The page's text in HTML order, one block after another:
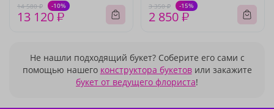
14 580 ₽ -10%
13 120 ₽
3 350 ₽ -15%
2 850 ₽
Не нашли подходящий букет? Соберите его сами с
помощью нашего конструктора букетовили закажите
букет от ведущего флориста!